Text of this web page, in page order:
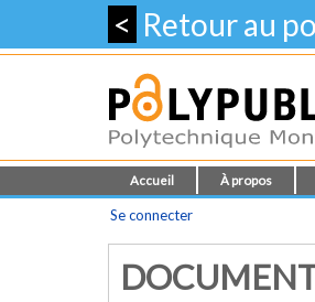
< Retour au
Accueil À propos
Se connecter